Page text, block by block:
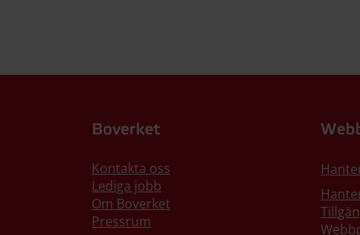
Boverket
Kontakta oss
Lediga jobb
Om Boverket
Pressrum